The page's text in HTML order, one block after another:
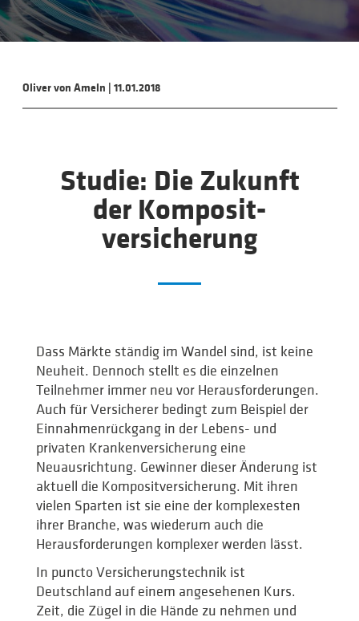
Oliver von Ameln 11.01.2018
Studie: Die Zukunft
der Komposit­
versicher­ung
Dass Märkte ständig im Wandel sind, ist keine
Neuheit. Dennoch stellt es die einzelnen
Teilnehmer immer neu vor Herausforderungen.
Auch für Versicherer bedingt zum Beispiel der
Einnahmenrückgang in der Lebens- und
privaten Krankenversicherung eine
Neuausrichtung. Gewinner dieser Änderung ist
aktuell die Kompositversicherung. Mit ihren
vielen Sparten ist sie eine der komplexesten
ihrer Branche, was wiederum auch die
Herausforderungen komplexer werden lässt.
In puncto Versicherungstechnik ist
Deutschland auf einem angesehenen Kurs.
Zeit, die Zügel in die Hände zu nehmen und